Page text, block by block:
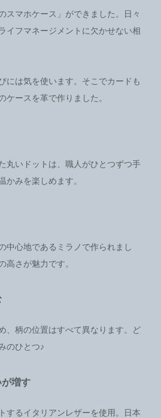
スマホケース」ができました。日々
イフマネージメントに欠かせない相
には気を使います。そこでカードも
ケースを革で作りました。
丸いドットは、職人がひとつずつ手
かみを楽しめます。
中心地であるミラノで作られまし
高さが魅力です。
、柄の位置はすべて異なります。ど
のひとつ♪
増す
するイタリアンレザーを使用。日本